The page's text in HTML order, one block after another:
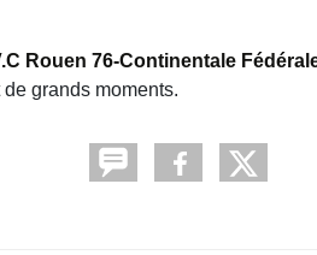
Rouen 76-Continentale
grands moments.